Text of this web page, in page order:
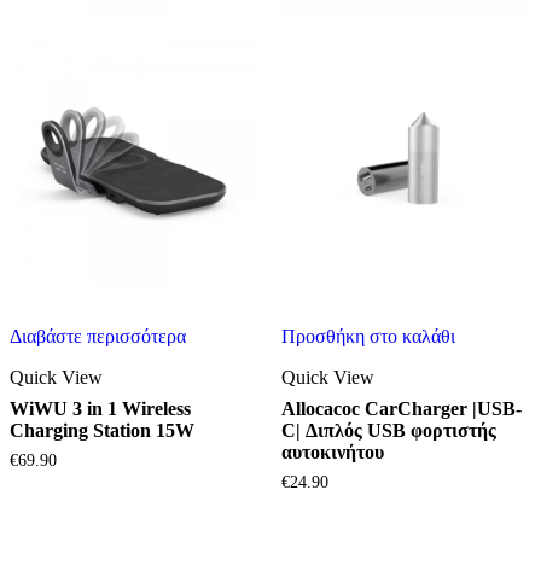
Διαβάστε περισσότερα
Quick View
WiWU 3 in 1 Wireless
Charging Station 15W
€69.90
Προσθήκη στο καλάθι
Quick View
Allocacoc CarCharger |USB-
C| Διπλός USB φορτιστής
αυτοκινήτου
€24.90